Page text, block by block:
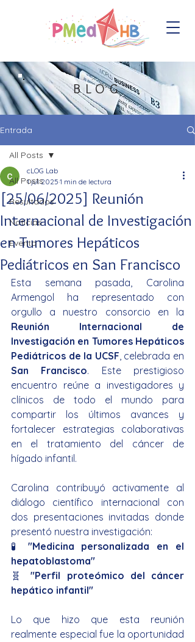
BLOG
Entrada
All Posts
Resultados
Notícias
Evento
All Posts
[25/06/2025] Reunión
Internacional de Investigación
en Tumores Hepáticos
Pediátricos en San Francisco
cLOG Lab
1 jul 2025 1 min de lectura
Esta semana pasada, Carolina
Armengol ha representado con
Reunión Internacional de
Investigación en Tumores Hepáticos
Pediátricos de la UCSF
San Francisco. Este prestigioso
encuentro reúne a investigadores y
clínicos de todo el mundo para
compartir los últimos avances y
fortalecer estrategias colaborativas
en el tratamiento del cáncer de
hígado infantil.
Carolina contribuyó activamente al
diálogo científico internacional con
dos presentaciones invitadas donde
presentó nuestra investigación:
🧪 "Medicina personalizada en el
hepatoblastoma"
🧬 "Perfil proteómico del cáncer
hepático infantil"
Lo que hizo que esta reunión
realmente especial fue la oportunidad